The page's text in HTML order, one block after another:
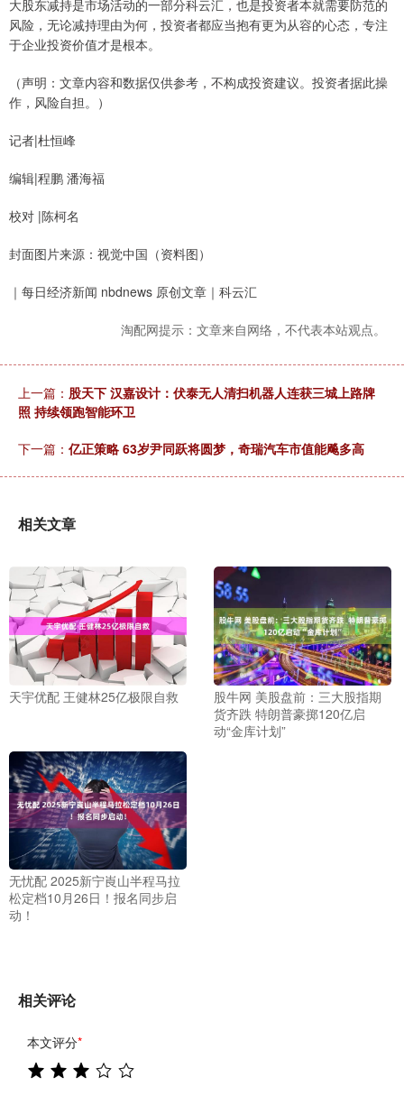
大股东减持是市场活动的一部分科云汇，也是投资者本就需要防范的
风险，无论减持理由为何，投资者都应当抱有更为从容的心态，专注
于企业投资价值才是根本。
（声明：文章内容和数据仅供参考，不构成投资建议。投资者据此操
作，风险自担。）
记者|杜恒峰
编辑|程鹏 潘海福
校对 |陈柯名
封面图片来源：视觉中国（资料图）
｜每日经济新闻 nbdnews 原创文章｜科云汇
淘配网提示：文章来自网络，不代表本站观点。
上一篇： 股天下 汉嘉设计：伏泰无人清扫机器人连获三城上路牌
照 持续领跑智能环卫
下一篇： 亿正策略 63岁尹同跃将圆梦，奇瑞汽车市值能飚多高
相关文章
天宇优配 王健林25亿极限自救
股牛网 美股盘前：三大股指期
货齐跌 特朗普豪掷120亿启
动“金库计划”
无忧配 2025新宁崀山半程马拉
松定档10月26日！报名同步启
动！
相关评论
本文评分*